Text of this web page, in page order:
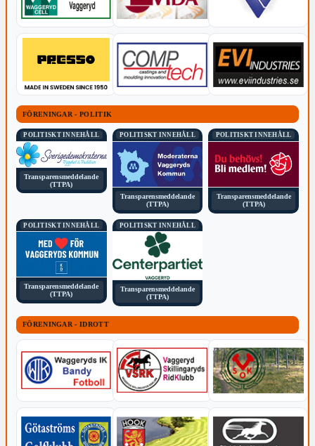
FÖRENINGAR - POLITIK
POLITISKT INNEHÅLL
Transparensmeddelande
(TTPA)
POLITISKT INNEHÅLL
Transparensmeddelande
(TTPA)
POLITISKT INNEHÅLL
Transparensmeddelande
(TTPA)
POLITISKT INNEHÅLL
Transparensmeddelande
(TTPA)
POLITISKT INNEHÅLL
Transparensmeddelande
(TTPA)
FÖRENINGAR - IDROTT